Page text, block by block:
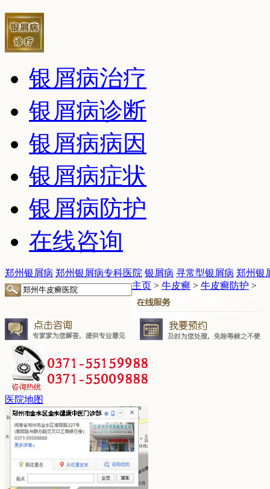
银屑病治疗
银屑病诊断
银屑病病因
银屑病症状
银屑病防护
在线咨询
郑州银屑病 郑州银屑病专科医院 银屑病 寻常型银屑病 郑州银
主页 > 牛皮癣 > 牛皮癣防护 >
医院地图